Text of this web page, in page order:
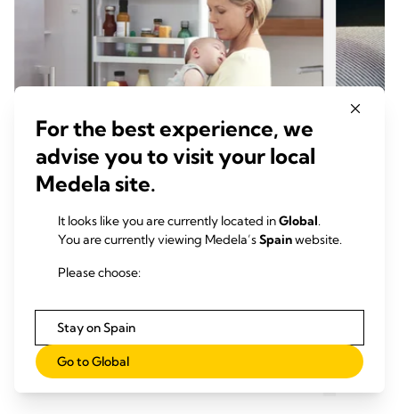
CONSEJOS DE EXTRACCIÓN
Alimentar a tu bebé con leche
extraída: respondemos a tus
For the best experience, we
advise you to visit your local
Medela site.
It looks like you are currently located inGlobal.
You are currently viewing Medela’sSpainwebsite.
Please choose:
Stay on Spain
Go to Global